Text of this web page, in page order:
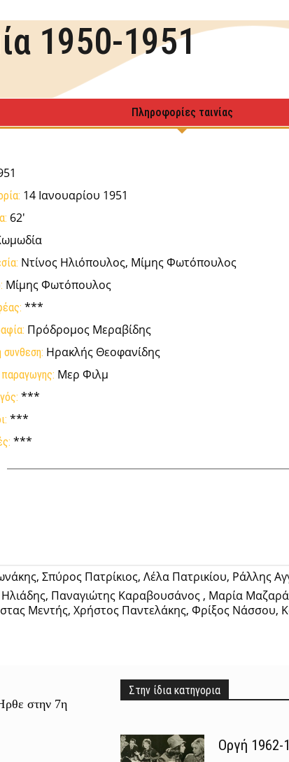
1950-1951
Πληροφορίες ταινίας
14 Ιανουαρίου 1951
62'
Ντίνος Ηλιόπουλος, Μίμης Φωτόπουλος
Μίμης Φωτόπουλος
***
Πρόδρομος Μεραβίδης
συνθεση: Ηρακλής Θεοφανίδης
παραγωγης: Μερ Φιλμ
***
***
***
Σπύρος Πατρίκιος, Λέλα Πατρικίου, Ράλλης
Παναγιώτης Καραβουσάνος , Μαρία
Μεντής, Χρήστος Παντελάκης, Φρίξος Νάσσου,
στην 7η
Στην ίδια κατηγορια
Οργή 1962-